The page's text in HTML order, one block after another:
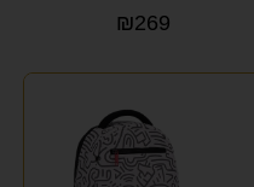
₪269